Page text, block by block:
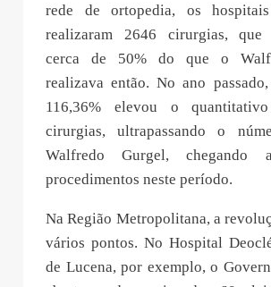
rede de ortopedia, os
realizaram 2646 cirurgias, que
cerca de 50% do que o
realizava então. No ano
116,36% elevou o
cirurgias, ultrapassando o
Walfredo Gurgel,
procedimentos neste período.
Na Região Metropolitana, a
vários pontos. No Hospital
de Lucena, por exemplo, o